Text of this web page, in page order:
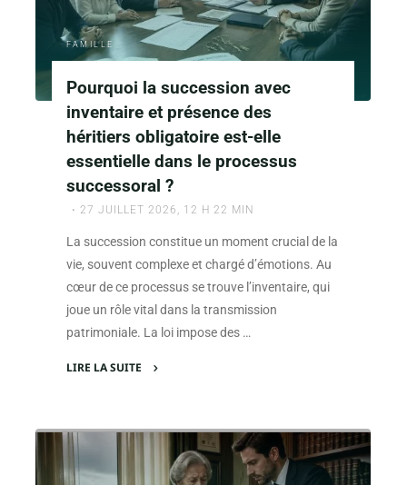
les
envies
et
les
FAMILLE
Pourquoi la succession avec
inventaire et présence des
héritiers obligatoire est-elle
essentielle dans le processus
successoral ?
27 JUILLET 2026, 12 H 22 MIN
La succession constitue un moment crucial de la
vie, souvent complexe et chargé d’émotions. Au
cœur de ce processus se trouve l’inventaire, qui
joue un rôle vital dans la transmission
patrimoniale. La loi impose des …
LIRE LA SUITE
succession
avec
inventaire